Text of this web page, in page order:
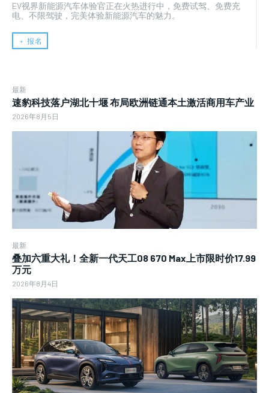
EV视界新能源汽车体验官正在火热进行中，免费试驾、免费充
电、不限驾驶，完美体验新能源汽车的魅力。
﹢ 报名
最新
速豹科技落户湖北十堰 布局欧洲链通本土激活商用车产业
2026年8月5日
最新
叠加六重大礼！全新一代天工08 670 Max上市限时价17.99
万元
2026年8月4日